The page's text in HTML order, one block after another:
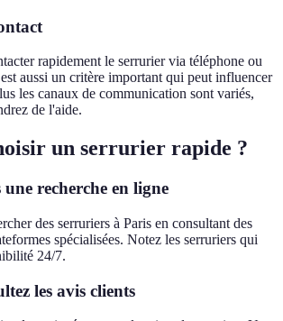
rapidement le serrurier via téléphone ou
aussi un critère important qui peut influencer
les canaux de communication sont variés,
de l'aide.
un serrurier rapide ?
recherche en ligne
des serruriers à Paris en consultant des
spécialisées. Notez les serruriers qui
24/7.
les avis clients